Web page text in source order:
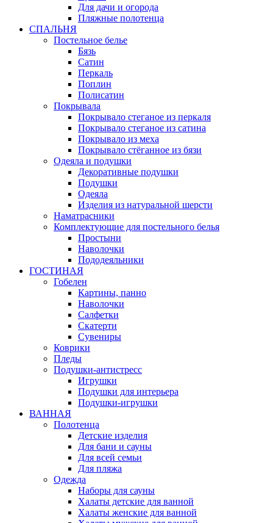
Для дачи и огорода
Пляжные полотенца
СПАЛЬНЯ
Постельное белье
Бязь
Сатин
Перкаль
Поплин
Полисатин
Покрывала
Покрывало стеганое из перкаля
Покрывало стеганое из сатина
Покрывало из меха
Покрывало стёганное из бязи
Одеяла и подушки
Декоративные подушки
Подушки
Одеяла
Изделия из натуральной шерсти
Наматраcники
Комплектующие для постельного белья
Простыни
Наволочки
Пододеяльники
ГОСТИНАЯ
Гобелен
Картины, панно
Наволочки
Салфетки
Скатерти
Сувениры
Коврики
Пледы
Подушки-антистресс
Игрушки
Подушки для интерьера
Подушки-игрушки
ВАННАЯ
Полотенца
Детские изделия
Для бани и сауны
Для всей семьи
Для пляжа
Одежда
Наборы для сауны
Халаты детские для ванной
Халаты женские для ванной